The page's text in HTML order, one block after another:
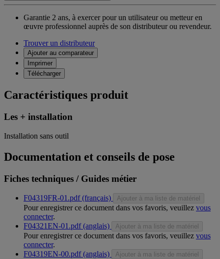
Garantie 2 ans, à exercer pour un utilisateur ou metteur en
œuvre professionnel auprès de son distributeur ou revendeur.
Trouver un distributeur
Ajouter au comparateur
Imprimer
Télécharger
Caractéristiques produit
Les + installation
Installation sans outil
Documentation et conseils de pose
Fiches techniques / Guides métier
F04319FR-01.pdf (français) Ajouter à ma liste de matériel
Pour enregistrer ce document dans vos favoris, veuillez vous
connecter.
F04321EN-01.pdf (anglais)
Ajouter à ma liste de matériel
Pour enregistrer ce document dans vos favoris, veuillez vous
connecter.
F04319EN-00.pdf (anglais)
Ajouter à ma liste de matériel